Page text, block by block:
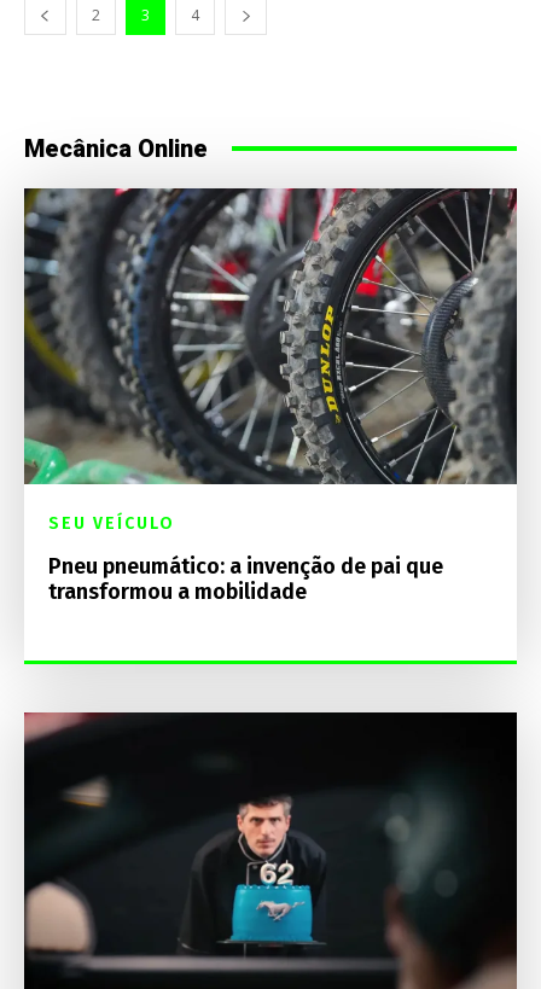
2 3 4
Mecânica Online
SEU VEÍCULO
Pneu pneumático: a invenção de pai que
transformou a mobilidade